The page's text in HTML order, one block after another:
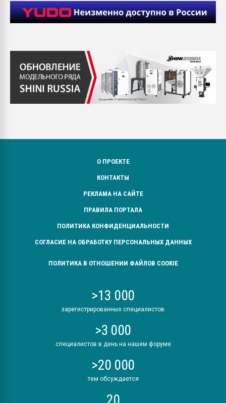
О ПРОЕКТЕ
КОНТАКТЫ
РЕКЛАМА НА САЙТЕ
ПРАВИЛА ПОРТАЛА
ПОЛИТИКА КОНФИДЕНЦИАЛЬНОСТИ
СОГЛАСИЕ НА ОБРАБОТКУ ПЕРСОНАЛЬНЫХ ДАННЫХ
ПОЛИТИКА В ОТНОШЕНИИ ФАЙЛОВ COOKIE
>13 000
зарегистрированных специалистов
>3 000
специалистов в день на нашем форуме
>20 000
тем обсуждается
20